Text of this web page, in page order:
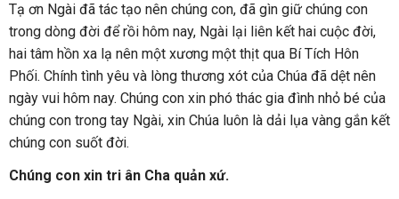
Tạ ơn Ngài đã tác tạo nên chúng con, đã gìn giữ chúng con
trong dòng đời để rồi hôm nay, Ngài lại liên kết hai cuộc đời,
hai tâm hồn xa lạ nên một xương một thịt qua Bí Tích Hôn
Phối. Chính tình yêu và lòng thương xót của Chúa đã dệt nên
ngày vui hôm nay. Chúng con xin phó thác gia đình nhỏ bé của
chúng con trong tay Ngài, xin Chúa luôn là dải lụa vàng gắn kết
chúng con suốt đời.
Chúng con xin tri ân Cha quản xứ.